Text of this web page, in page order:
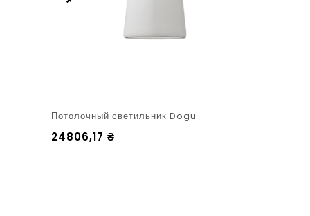
Потолочный светильник Dogu
24806,17 ₴